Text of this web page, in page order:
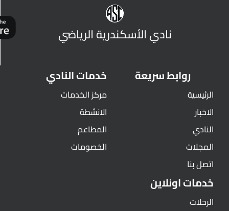
نادي الأسكندرية الرياضي
روابط سريعة
الرئيسية
الاخبار
النادي
المجلات
اتصل بنا
خدمات النادي
مركز الخدمات
الانشطة
المطاعم
الخصومات
خدمات اونلاين
الرحلات